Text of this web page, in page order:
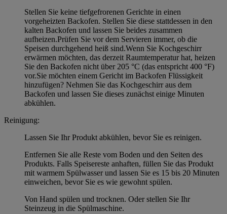
Stellen Sie keine tiefgefrorenen Gerichte in einen
vorgeheizten Backofen. Stellen Sie diese stattdessen in den
kalten Backofen und lassen Sie beides zusammen
aufheizen.Prüfen Sie vor dem Servieren immer, ob die
Speisen durchgehend heiß sind.Wenn Sie Kochgeschirr
erwärmen möchten, das derzeit Raumtemperatur hat, heizen
Sie den Backofen nicht über 205 °C (das entspricht 400 °F)
vor.Sie möchten einem Gericht im Backofen Flüssigkeit
hinzufügen? Nehmen Sie das Kochgeschirr aus dem
Backofen und lassen Sie dieses zunächst einige Minuten
abkühlen.
Reinigung:
Lassen Sie Ihr Produkt abkühlen, bevor Sie es reinigen.
Entfernen Sie alle Reste vom Boden und den Seiten des
Produkts. Falls Speisereste anhaften, füllen Sie das Produkt
mit warmem Spülwasser und lassen Sie es 15 bis 20 Minuten
einweichen, bevor Sie es wie gewohnt spülen.
Von Hand spülen und trocknen. Oder stellen Sie Ihr
Steinzeug in die Spülmaschine.